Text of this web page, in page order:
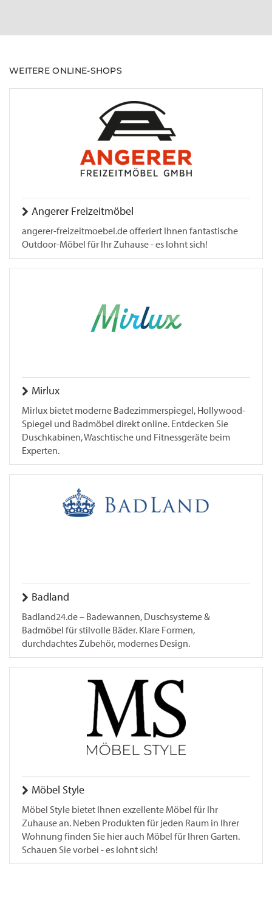
WEITERE ONLINE-SHOPS
Angerer Freizeitmöbel
angerer-freizeitmoebel.de offeriert Ihnen fantastische
Outdoor-Möbel für Ihr Zuhause - es lohnt sich!
Mirlux
Mirlux bietet moderne Badezimmerspiegel, Hollywood-
Spiegel und Badmöbel direkt online. Entdecken Sie
Duschkabinen, Waschtische und Fitnessgeräte beim
Experten.
Badland
Badland24.de – Badewannen, Duschsysteme &
Badmöbel für stilvolle Bäder. Klare Formen,
durchdachtes Zubehör, modernes Design.
Möbel Style
Möbel Style bietet Ihnen exzellente Möbel für Ihr
Zuhause an. Neben Produkten für jeden Raum in Ihrer
Wohnung finden Sie hier auch Möbel für Ihren Garten.
Schauen Sie vorbei - es lohnt sich!